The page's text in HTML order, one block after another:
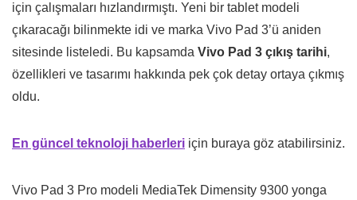
için çalışmaları hızlandırmıştı. Yeni bir tablet modeli
çıkaracağı bilinmekte idi ve marka Vivo Pad 3’ü aniden
sitesinde listeledi. Bu kapsamda Vivo Pad 3 çıkış tarihi,
özellikleri ve tasarımı hakkında pek çok detay ortaya çıkmış
oldu.
En güncel teknoloji haberleri için buraya göz atabilirsiniz.
Vivo Pad 3 Pro modeli MediaTek Dimensity 9300 yonga